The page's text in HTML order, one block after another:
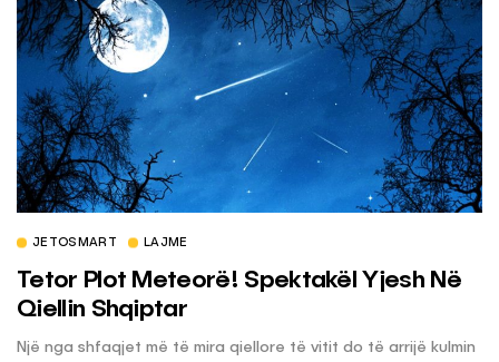
JETOSMART LAJME
Tetor Plot Meteorë! Spektakël Yjesh Në
Qiellin Shqiptar
Një nga shfaqjet më të mira qiellore të vitit do të arrijë kulmin